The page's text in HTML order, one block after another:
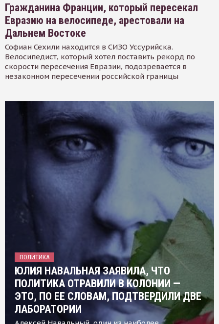
Гражданина Франции, который пересекал
Евразию на велосипеде, арестовали на
Дальнем Востоке
Софиан Сехили находится в СИЗО Уссурийска.
Велосипедист, который хотел поставить рекорд по
скорости пересечения Евразии, подозревается в
незаконном пересечении российской границы
ПОЛИТИКА
ЮЛИЯ НАВАЛЬНАЯ ЗАЯВИЛА, ЧТО
ПОЛИТИКА ОТРАВИЛИ В КОЛОНИИ —
ЭТО, ПО ЕЕ СЛОВАМ, ПОДТВЕРДИЛИ ДВЕ
ЛАБОРАТОРИИ